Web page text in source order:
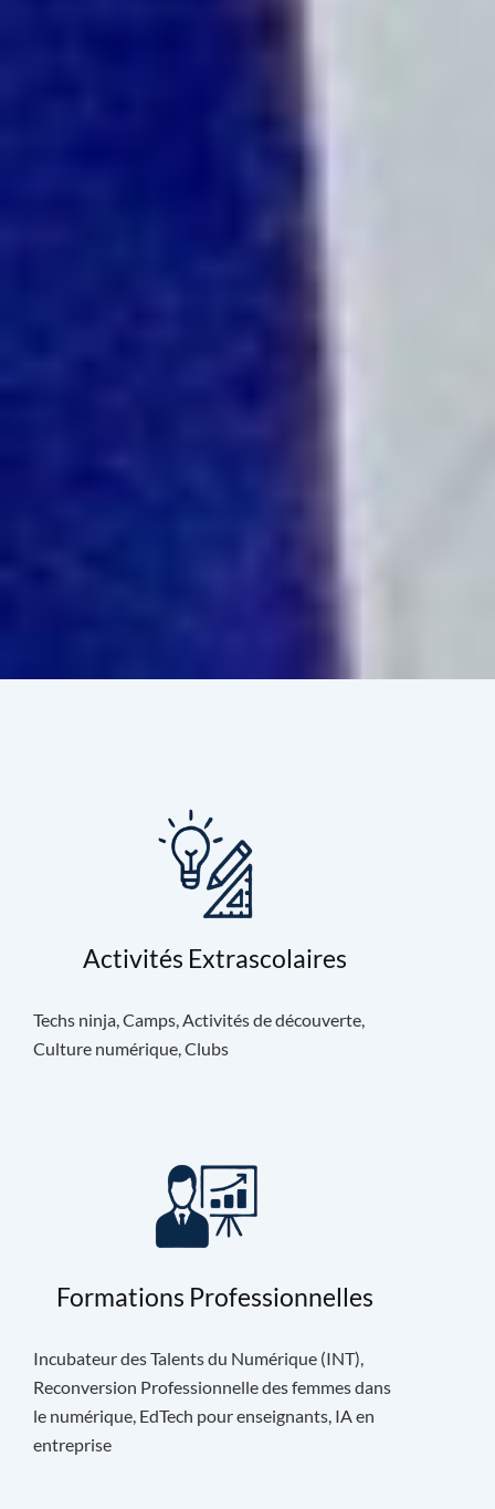
Activités Extrascolaires
Techs ninja, Camps, Activités de découverte,
Culture numérique, Clubs
Formations Professionnelles
Incubateur des Talents du Numérique (INT),
Reconversion Professionnelle des femmes dans
le numérique, EdTech pour enseignants, IA en
entreprise